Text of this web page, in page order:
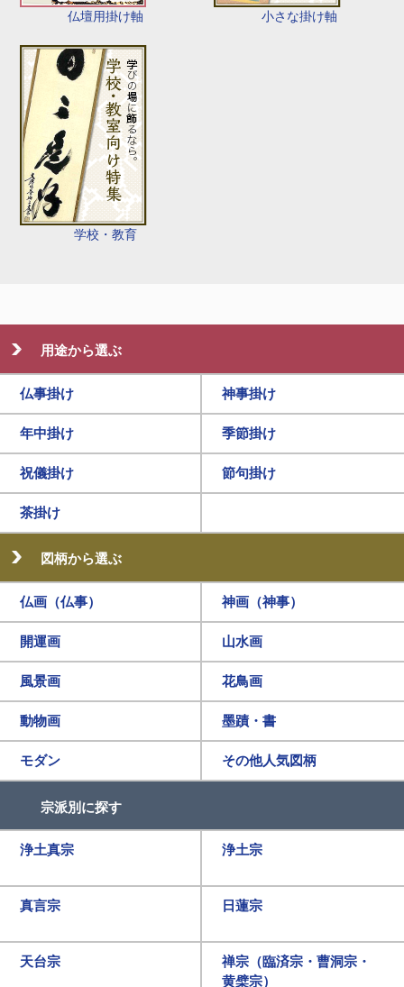
仏壇用掛け軸 小さな掛け軸
学校・教育
用途から選ぶ
仏事掛け 神事掛け
年中掛け 季節掛け
祝儀掛け 節句掛け
茶掛け
図柄から選ぶ
仏画（仏事） 神画（神事）
開運画 山水画
風景画 花鳥画
動物画 墨蹟・書
モダン その他人気図柄
宗派別に探す
浄土真宗 浄土宗
真言宗 日蓮宗
天台宗
禅宗（臨済宗・曹洞宗・
黄檗宗）